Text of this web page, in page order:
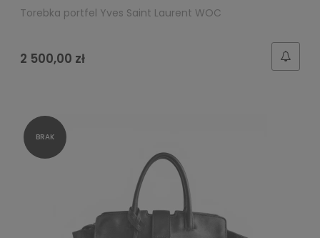
Torebka portfel Yves Saint Laurent WOC
2 500,00 zł